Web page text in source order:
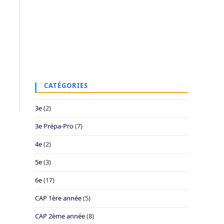
CATÉGORIES
3e(2)
3e Prépa-Pro(7)
4e(2)
5e(3)
6e(17)
CAP 1ère année(5)
CAP 2ème année(8)